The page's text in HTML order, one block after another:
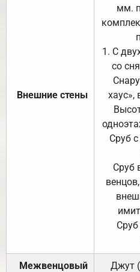
Внешние стены
мм.
1. С
со
хаус»,
Сруб
Сруб
Межвенцовый
Джут